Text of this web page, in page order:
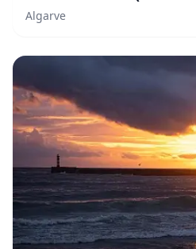
Algarve